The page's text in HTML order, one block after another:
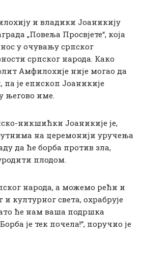
и владики Јоаникију
„Повеља Просвјете“, која
у очувању српског
српског народа. Како
Амфилохије није могао да
па је епископ Јоаникије
његово име.
никшићки Јоаникије је,
на церемонији уручења
да ће борба против зла,
плодом.
народа, а можемо рећи и
и културног света, охрабрује
ће нам ваша подршка
је тек почела!“, поручио је